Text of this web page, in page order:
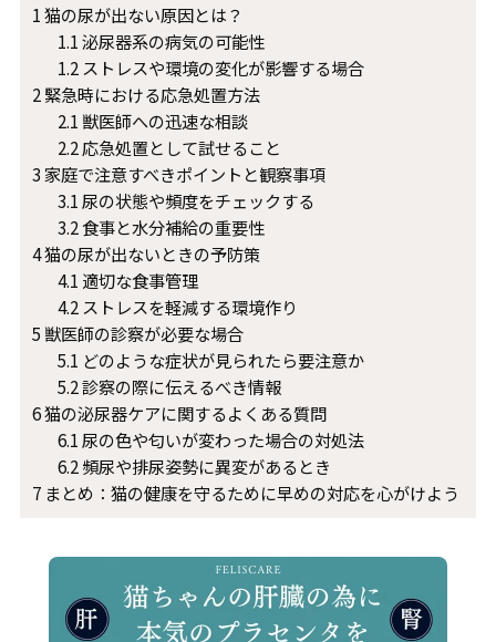
1猫の尿が出ない原因とは？
1.1泌尿器系の病気の可能性
1.2ストレスや環境の変化が影響する場合
2緊急時における応急処置方法
2.1 獣医師への迅速な相談
2.2応急処置として試せること
3 家庭で注意すべきポイントと観察事項
3.1尿の状態や頻度をチェックする
3.2食事と水分補給の重要性
4猫の尿が出ないときの予防策
4.1 適切な食事管理
4.2ストレスを軽減する環境作り
5 獣医師の診察が必要な場合
5.1 どのような症状が見られたら要注意か
5.2診察の際に伝えるべき情報
6猫の泌尿器ケアに関するよくある質問
6.1尿の色や匂いが変わった場合の対処法
6.2頻尿や排尿姿勢に異変があるとき
7まとめ：猫の健康を守るために早めの対応を心がけよう